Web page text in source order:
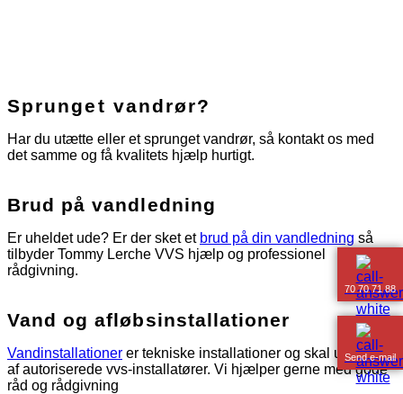
Sprunget vandrør?
Har du utætte eller et sprunget vandrør, så kontakt os med
det samme og få kvalitets hjælp hurtigt.
Brud på vandledning
Er uheldet ude? Er der sket et brud på din vandledning så
tilbyder Tommy Lerche VVS hjælp og professionel
rådgivning.
Vand og afløbsinstallationer
Vandinstallationer er tekniske installationer og skal udføres
af autoriserede vvs-installatører. Vi hjælper gerne med gode
råd og rådgivning
70 70 71 88
Send e-mail